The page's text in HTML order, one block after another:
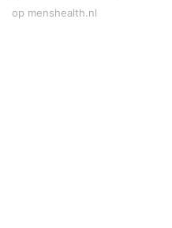
op menshealth.nl